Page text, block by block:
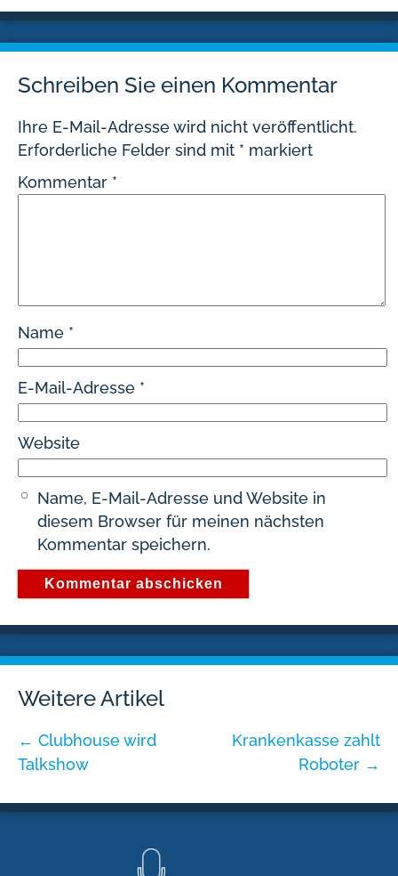
Schreiben Sie einen Kommentar
Ihre E-Mail-Adresse wird nicht veröffentlicht.
Erforderliche Felder sind mit * markiert
Kommentar *
Name *
E-Mail-Adresse *
Website
Name, E-Mail-Adresse und Website in
diesem Browser für meinen nächsten
Kommentar speichern.
Weitere Artikel
← Clubhouse wird
Talkshow
Krankenkasse zahlt
Roboter →